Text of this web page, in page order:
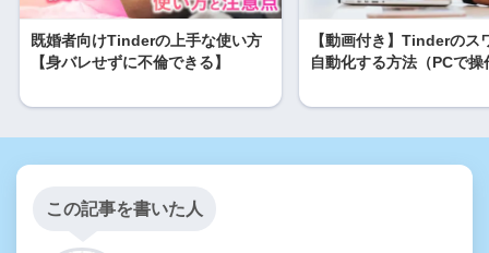
既婚者向けTinderの上手な使い方
【身バレせずに不倫できる】
【動画付き】Tinderのス
自動化する方法（PCで操
この記事を書いた人